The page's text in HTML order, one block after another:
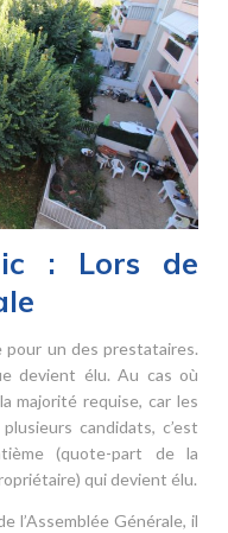
: Lors de
pour un des prestataires.
devient élu. Au cas où
majorité requise, car les
candidats, c’est
(quote-part de la
qui devient élu.
l’Assemblée Générale, il